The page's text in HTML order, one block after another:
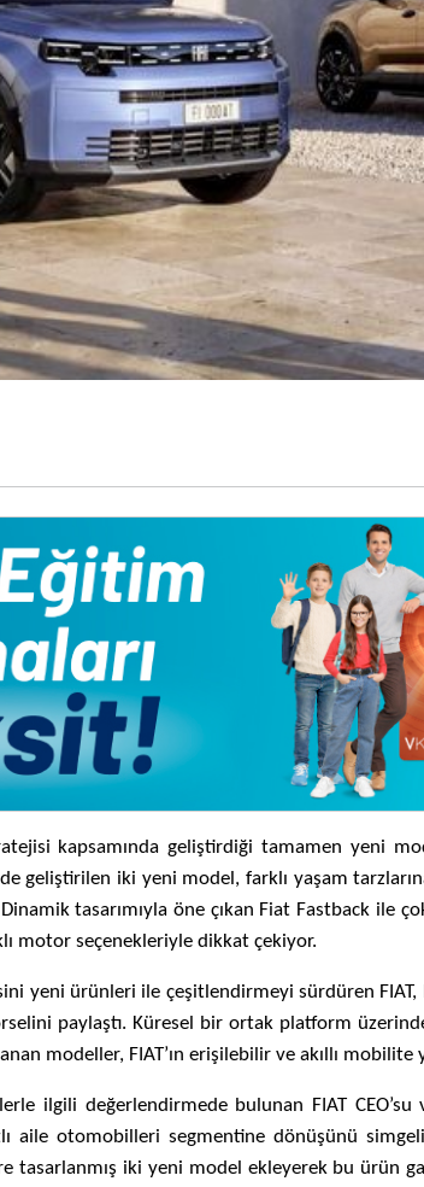
kapsamında geliştirdiği tamamen yeni
geliştirilen iki yeni model, farklı yaşam
Dinamik tasarımıyla öne çıkan Fiat Fastback ile
motor seçenekleriyle dikkat çekiyor.
yeni ürünleri ile çeşitlendirmeyi sürdüren
paylaştı. Küresel bir ortak platform
modeller, FIAT’ın erişilebilir ve akıllı
ilgili değerlendirmede bulunan FIAT
aile otomobilleri segmentine dönüşünü
tasarlanmış iki yeni model ekleyerek bu ürün